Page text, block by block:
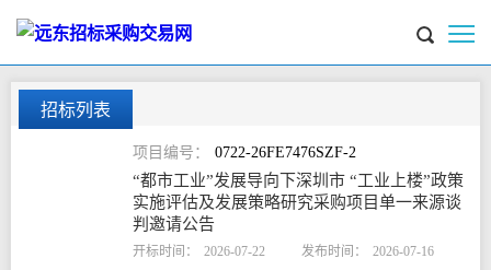
招标列表
0722-26FE7476SZF-2
“都市工业”发展导向下深圳市 “工业上楼”政策
实施评估及发展策略研究采购项目单一来源谈
判邀请公告
2026-07-22 2026-07-16